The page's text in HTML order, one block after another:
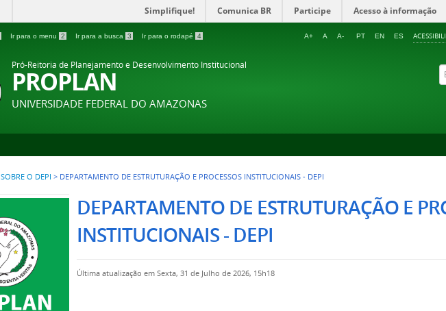
Simplifique! Comunica BR Participe Acesso à informação
Ir para o menu 2 Ir para a busca 3 Ir para o rodapé 4 A+ A A- PT EN ES
Pró-Reitoria de Planejamento e Desenvolvimento Institucional
PROPLAN
UNIVERSIDADE FEDERAL DO AMAZONAS
SOBRE O DEPI > DEPARTAMENTO DE ESTRUTURAÇÃO E PROCESSOS INSTITUCIONAIS - DEPI
DEPARTAMENTO DE ESTRUTURAÇÃO E
INSTITUCIONAIS - DEPI
Última atualização em Sexta, 31 de Julho de 2026, 15h18